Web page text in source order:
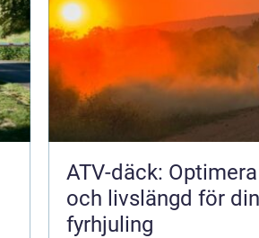
ATV-däck:
och livslängd för din
fyrhjuling